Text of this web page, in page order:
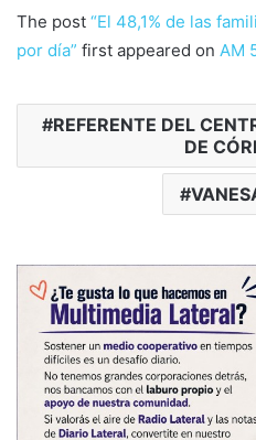
The post “El 48,1% de las
por día” first appeared on AM
REFERENTE DEL
DE